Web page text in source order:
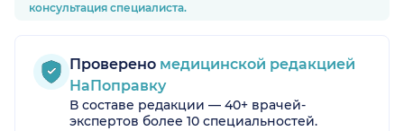
консультация специалиста.
Проверено медицинской редакцией
НаПоправку
В составе редакции — 40+ врачей-
экспертов более 10 специальностей.